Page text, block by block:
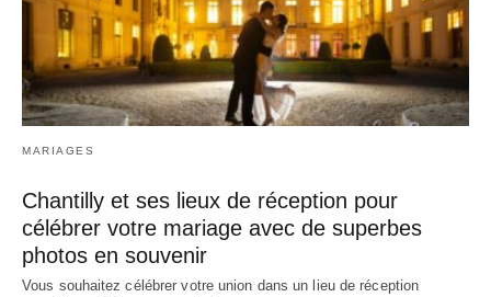
MARIAGES
Chantilly et ses lieux de réception pour
célébrer votre mariage avec de superbes
photos en souvenir
Vous souhaitez célébrer votre union dans un lieu de réception